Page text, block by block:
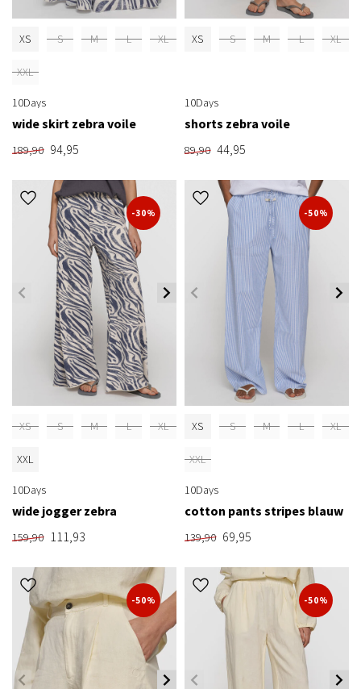
XS S M L XL
XXL
10Days
wide skirt zebra voile
189,90 94,95
XS S M L XL
10Days
shorts zebra voile
89,90 44,95
-30%
XS S M L XL
XXL
10Days
wide jogger zebra
159,90 111,93
-50%
XS S M L XL
XXL
10Days
cotton pants stripes blauw
139,90 69,95
-50% -50%